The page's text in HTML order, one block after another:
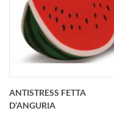
antistress goccia
personalizzato
64x54x78 mm
ANTISTRESS FETTA
D’ANGURIA